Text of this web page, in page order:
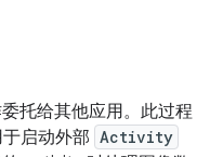
托给其他应用。此过程
启动外部 Activity